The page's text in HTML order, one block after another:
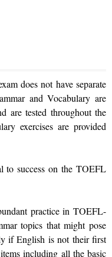
does not have separate
and Vocabulary are
are tested throughout the
exercises are provided
to success on the TOEFL
practice in TOEFL-
topics that might pose
if English is not their first
including all the basic